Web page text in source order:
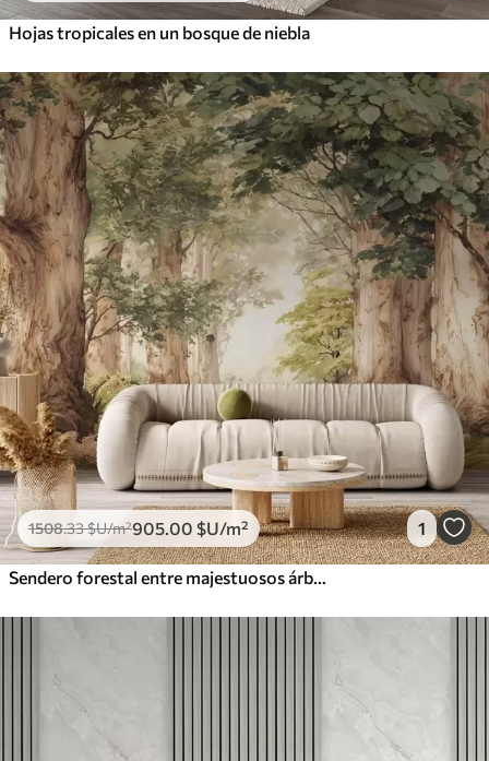
Hojas tropicales en un bosque de niebla
1508.33$U/m²905.00 $U/m² 1
Sendero forestal entre majestuosos árboles en estilo acuarela